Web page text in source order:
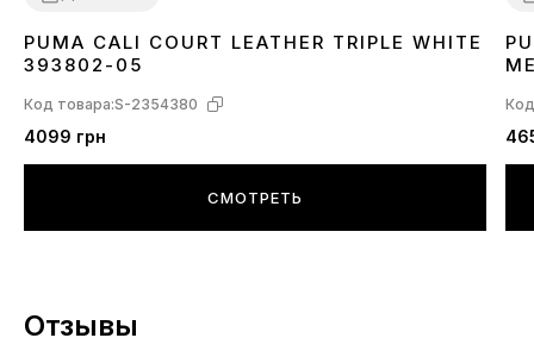
3839
PUMA CALI COURT LEATHER TRIPLE WHITE
393802-05
Код товара:S-2354380
4099 грн
СМОТРЕТЬ
Отзывы